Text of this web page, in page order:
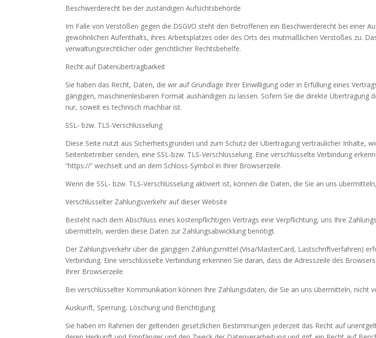
Beschwerderecht bei der zuständigen Aufsichtsbehörde
Im Falle von Verstößen gegen die DSGVO steht den Betroffenen ein Beschwerderecht bei einer
gewöhnlichen Aufenthalts, ihres Arbeitsplatzes oder des Orts des mutmaßlichen Verstoßes zu.
verwaltungsrechtlicher oder gerichtlicher Rechtsbehelfe.
Recht auf Datenübertragbarkeit
Sie haben das Recht, Daten, die wir auf Grundlage Ihrer Einwilligung oder in Erfüllung eines
gängigen, maschinenlesbaren Format aushändigen zu lassen. Sofern Sie die direkte
nur, soweit es technisch machbar ist.
SSL- bzw. TLS-Verschlüsselung
Diese Seite nutzt aus Sicherheitsgründen und zum Schutz der Übertragung vertraulicher Inhalte,
Seitenbetreiber senden, eine SSL-bzw. TLS-Verschlüsselung. Eine verschlüsselte Verbindung
“https://” wechselt und an dem Schloss-Symbol in Ihrer Browserzeile.
Wenn die SSL- bzw. TLS-Verschlüsselung aktiviert ist, können die Daten, die Sie an uns
Verschlüsselter Zahlungsverkehr auf dieser Website
Besteht nach dem Abschluss eines kostenpflichtigen Vertrags eine Verpflichtung, uns Ihre
übermitteln, werden diese Daten zur Zahlungsabwicklung benötigt.
Der Zahlungsverkehr über die gängigen Zahlungsmittel (Visa/MasterCard, Lastschriftverfahren)
Verbindung. Eine verschlüsselte Verbindung erkennen Sie daran, dass die Adresszeile des
Ihrer Browserzeile.
Bei verschlüsselter Kommunikation können Ihre Zahlungsdaten, die Sie an uns übermitteln, nicht
Auskunft, Sperrung, Löschung und Berichtigung
Sie haben im Rahmen der geltenden gesetzlichen Bestimmungen jederzeit das Recht auf